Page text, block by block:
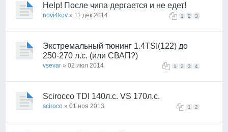
Help! После чипа дергается и не едет!
1 2 3
novi4kov » 11 дек 2014
Экстремальный тюнинг 1.4TSI(122) до
250-270 л.с. (или СВАП?)
1 2 3 4
vsevar » 02 июл 2014
Scirocco TDI 140л.с. VS 170л.с.
1 2
sciroco » 01 ноя 2013